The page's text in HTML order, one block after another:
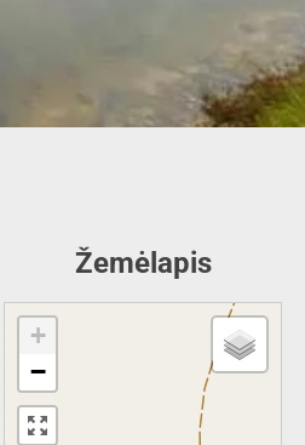
Žemėlapis
+
−